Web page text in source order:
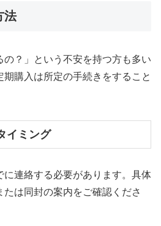
法
の？」という不安を持つ方も多い
期購入は所定の手続きをすること
イミング
に連絡する必要があります。具体
は同封の案内をご確認くださ